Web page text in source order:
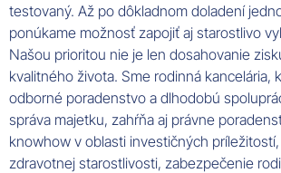
testovaný. Až po dôkladnom doladení
ponúkame možnosť zapojiť aj starostlivo
Našou prioritou nie je len dosahovanie
kvalitného života. Sme rodinná kancelária,
odborné poradenstvo a dlhodobú
správa majetku, zahŕňa aj právne
knowhow v oblasti investičných
zdravotnej starostlivosti, zabezpečenie